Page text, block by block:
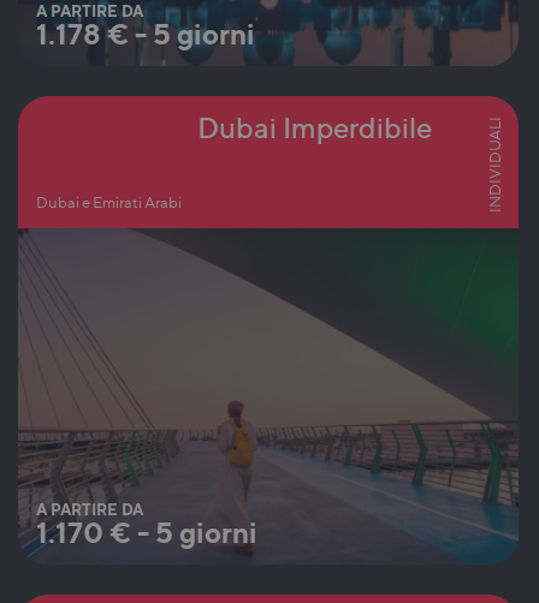
A PARTIRE DA
1.178€ -5 giorni
Dubai e Emirati Arabi
Dubai Imperdibile INDIVIDUALI
A PARTIRE DA
1.170 € - 5 giorni